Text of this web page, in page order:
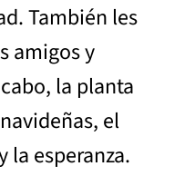
También les
amigos y
la planta
el
esperanza.